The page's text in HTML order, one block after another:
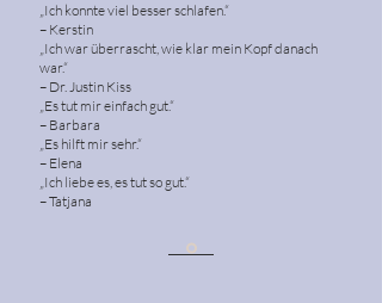
„Ich konnte viel besser schlafen.“
– Kerstin
„Ich war überrascht, wie klar mein Kopf danach
war.“
– Dr. Justin Kiss
„Es tut mir einfach gut.“
– Barbara
„Es hilft mir sehr.“
– Elena
„Ich liebe es, es tut so gut.“
– Tatjana